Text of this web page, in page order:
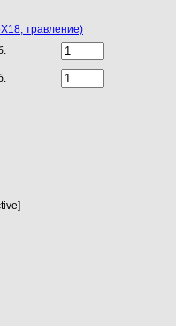
травление)